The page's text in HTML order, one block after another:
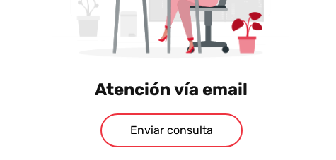
Atención vía email
Enviar consulta